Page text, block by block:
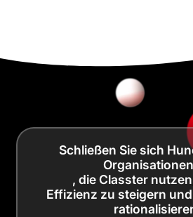
Schließen Sie sich
, die Classter
Effizienz zu steigern